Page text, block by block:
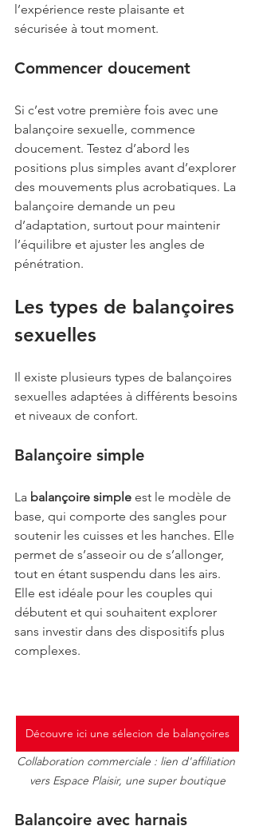
l’expérience reste plaisante et
sécurisée à tout moment.
Commencer doucement
Si c’est votre première fois avec une
balançoire sexuelle, commence
doucement. Testez d’abord les
positions plus simples avant d’explorer
des mouvements plus acrobatiques. La
balançoire demande un peu
d’adaptation, surtout pour maintenir
l’équilibre et ajuster les angles de
pénétration.
Les types de balançoires
sexuelles
Il existe plusieurs types de balançoires
sexuelles adaptées à différents besoins
et niveaux de confort.
Balançoire simple
La balançoire simple est le modèle de
base, qui comporte des sangles pour
soutenir les cuisses et les hanches. Elle
permet de s’asseoir ou de s’allonger,
tout en étant suspendu dans les airs.
Elle est idéale pour les couples qui
débutent et qui souhaitent explorer
sans investir dans des dispositifs plus
complexes.
Découvre ici une sélecion de balançoires
Collaboration commerciale : lien d'affiliation
vers Espace Plaisir, une super boutique
Balançoire avec harnais